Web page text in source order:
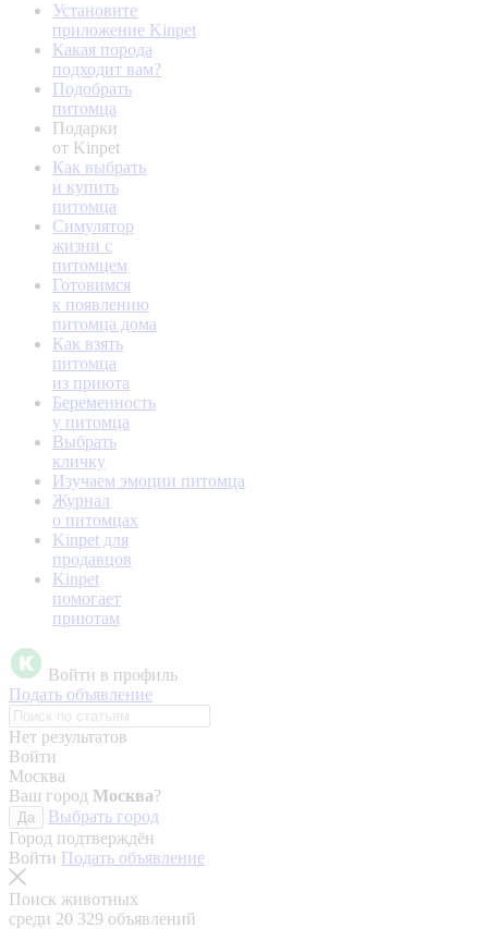
Установите
приложение Kinpet
Какая порода
подходит вам?
Подобрать
питомца
Подарки
от Kinpet
Как выбрать
и купить
питомца
Симулятор
жизни с
питомцем
Готовимся
к появлению
питомца дома
Как взять
питомца
из приюта
Беременность
у питомца
Выбрать
кличку
Изучаем эмоции питомца
Журнал
о питомцах
Kinpet для
продавцов
Kinpet
помогает
приютам
Войти в профиль
Подать объявление
Нет результатов
Войти
Москва
Ваш город Москва?
Да
Выбрать город
Город подтверждён
Войти Подать объявление
Поиск животных
среди 20 329 объявлений